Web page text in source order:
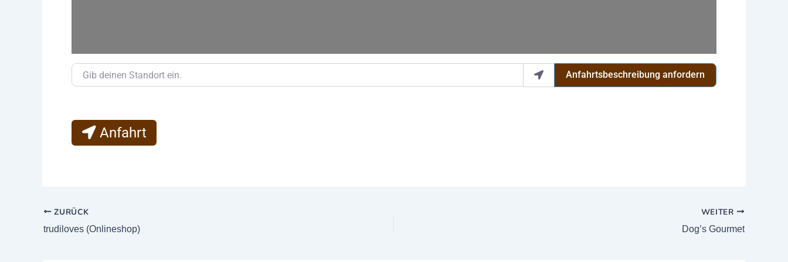
Gib deinen Standort ein. Anfahrtsbeschreibung anfordern
Anfahrt
ZURÜCK
trudiloves (Onlineshop)
WEITER
Dog’s Gourmet